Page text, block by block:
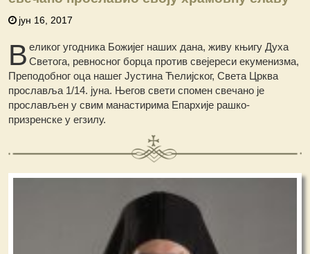
јун 16, 2017
В еликог угодника Божијег наших дана, живу књигу Духа
Светога, ревносног борца против свејереси екуменизма,
Преподобног оца нашег Јустина Ћелијског, Света Црква
прославља 1/14. јуна. Његов свети спомен свечано је
прослављен у свим манастирима Епархије рашко-
призренске у егзилу.